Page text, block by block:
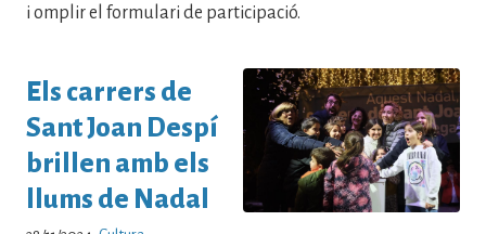
i omplir el formulari de participació.
Els carrers de
Sant Joan Despí
brillen amb els
llums de Nadal